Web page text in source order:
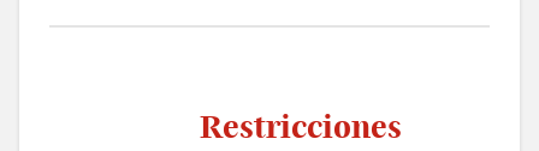
Restricciones